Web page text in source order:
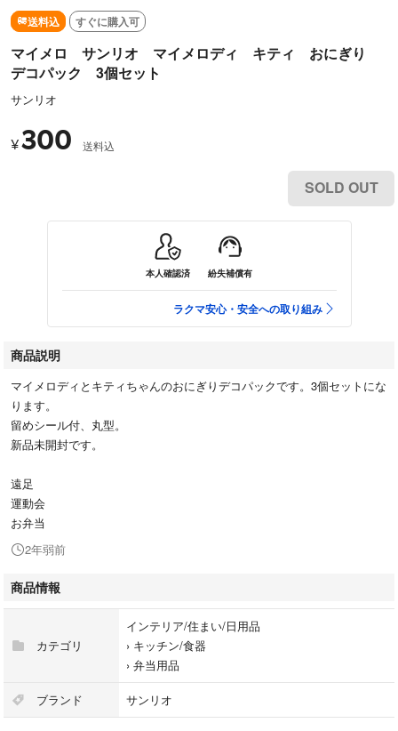
送料込 すぐに購入可
マイメロ サンリオ マイメロディ キティ おにぎり
デコパック 3個セット
サンリオ
¥300 送料込
SOLD OUT
本人確認済 紛失補償有
ラクマ安心・安全への取り組み
商品説明
マイメロディとキティちゃんのおにぎりデコパックです。3個セットにな
ります。
留めシール付、丸型。
新品未開封です。
遠足
運動会
お弁当
2年弱前
商品情報
カテゴリ
インテリア/住まい/日用品
› キッチン/食器
› 弁当用品
ブランド サンリオ